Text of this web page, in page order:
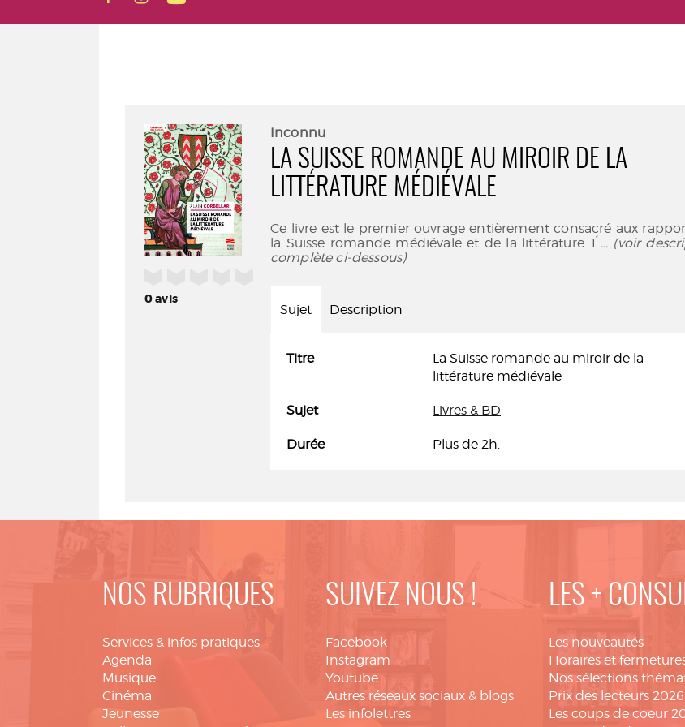
0avis
Inconnu
LA SUISSE ROMANDE AU MIROIR DE LA
LITTÉRATURE MÉDIÉVALE
Ce livre est le premier ouvrage entièrement consacré aux
la Suisse romande médiévale et de la littérature. É... (voir
complète ci-dessous)
Sujet Description
Titre
La Suisse romande au miroir de la
littérature médiévale
Sujet Livres & BD
Durée Plus de 2h.
NOS RUBRIQUES
Services & infos pratiques
Agenda
Musique
Cinéma
Jeunesse
SUIVEZ NOUS !
Facebook
Instagram
Youtube
Autres réseaux sociaux & blogs
Les infolettres
LES +
Les nouveautés
Horaires et
Nos sélections
Prix des lecteurs 2026
Les coups de coeur